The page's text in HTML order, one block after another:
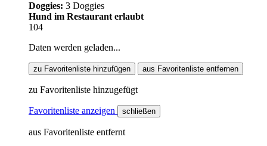
Doggies: 3 Doggies
Hund im Restaurant erlaubt
104
Daten werden geladen...
zu Favoritenliste hinzufügen aus Favoritenliste entfernen
zu Favoritenliste hinzugefügt
Favoritenliste anzeigen schließen
aus Favoritenliste entfernt